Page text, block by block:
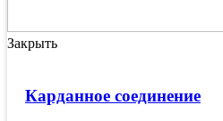
Закрыть
Карданное соединение